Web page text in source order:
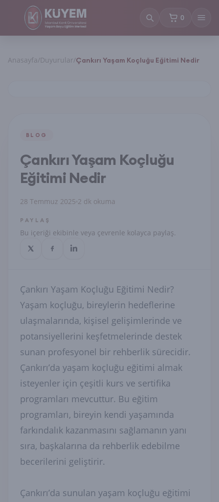
0
sepetteki
Anasayfa/Duyurular/Çankırı Yaşam Koçluğu Eğitimi Nedir
BLOG
Çankırı Yaşam Koçluğu
Eğitimi Nedir
28 Temmuz 2025 2 dk okuma
PAYLAŞ
Bu içeriği ekibinle veya çevrenle kolayca paylaş.
Çankırı Yaşam Koçluğu Eğitimi Nedir?
Yaşam koçluğu, bireylerin hedeflerine
ulaşmalarında, kişisel gelişimlerinde ve
potansiyellerini keşfetmelerinde destek
sunan profesyonel bir rehberlik sürecidir.
Çankırı’da yaşam koçluğu eğitimi almak
isteyenler için çeşitli kurs ve sertifika
programları mevcuttur. Bu eğitim
programları, bireyin kendi yaşamında
farkındalık kazanmasını sağlamanın yanı
sıra, başkalarına da rehberlik edebilme
becerilerini geliştirir.
Çankırı’da sunulan yaşam koçluğu eğitimi